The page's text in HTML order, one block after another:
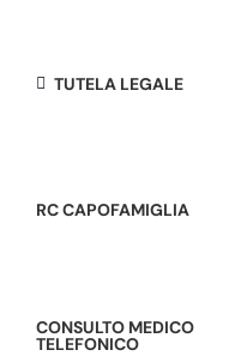
TUTELA LEGALE
RC CAPOFAMIGLIA
CONSULTO MEDICO
TELEFONICO